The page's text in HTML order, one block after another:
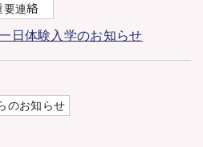
要連絡
日体験入学のお知らせ
のお知らせ